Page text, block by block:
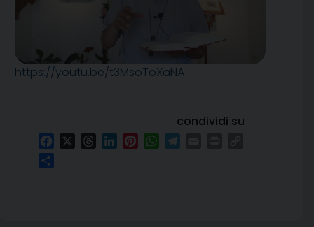
https://youtu.be/t3MsoToXaNA
condividi su
FacebookThreadsLinkedInPinterestWhatsApp